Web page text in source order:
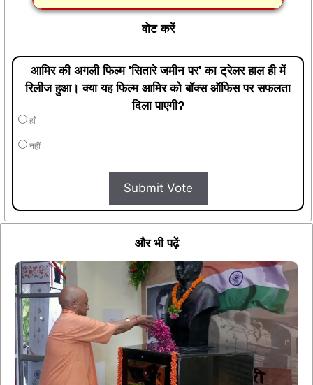
वोट करें
आमिर की अगली फिल्म 'सितारे जमीन पर' का ट्रेलर हाल ही में
रिलीज हुआ। क्या यह फिल्म आमिर को बॉक्स ऑफिस पर सफलता
दिला पाएगी?
हाँ
नहीं
Submit Vote
और भी पढ़ें